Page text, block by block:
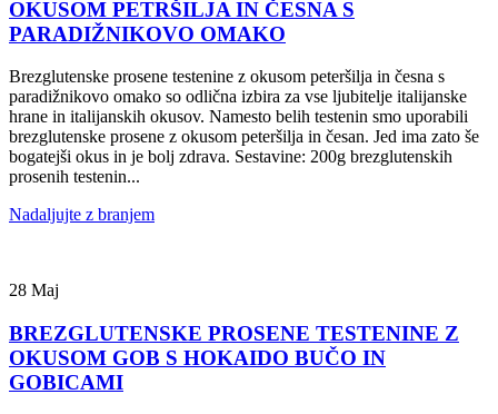
OKUSOM PETRŠILJA IN ČESNA S
PARADIŽNIKOVO OMAKO
Brezglutenske prosene testenine z okusom peteršilja in česna s
paradižnikovo omako so odlična izbira za vse ljubitelje italijanske
hrane in italijanskih okusov. Namesto belih testenin smo uporabili
brezglutenske prosene z okusom peteršilja in česan. Jed ima zato še
bogatejši okus in je bolj zdrava. Sestavine: 200g brezglutenskih
prosenih testenin...
Nadaljujte z branjem
28 Maj
BREZGLUTENSKE PROSENE TESTENINE Z
OKUSOM GOB S HOKAIDO BUČO IN
GOBICAMI